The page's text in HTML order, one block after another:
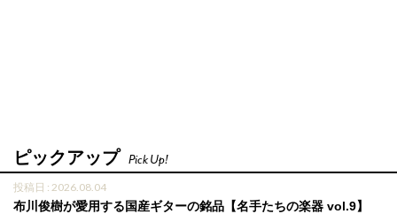
ピックアップ Pick Up!
投稿日 : 2026.08.04
布川俊樹が愛用する国産ギターの銘品【名手たちの楽器 vol.9】